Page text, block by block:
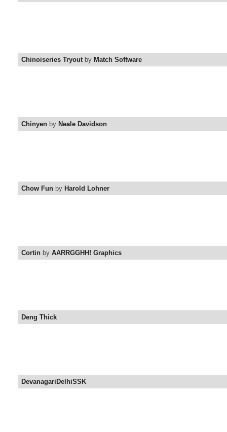
Chinoiseries Tryoutby Match Software
Chinyen by Neale Davidson
Chow Fun by Harold Lohner
Cortin by AARRGGHH! Graphics
Deng Thick
DevanagariDelhiSSK